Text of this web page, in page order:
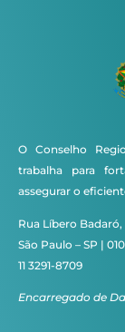
O Conselho
trabalha para
assegurar o
Rua Líbero Badaró,
São Paulo – SP |
11 3291-8709
Encarregado de